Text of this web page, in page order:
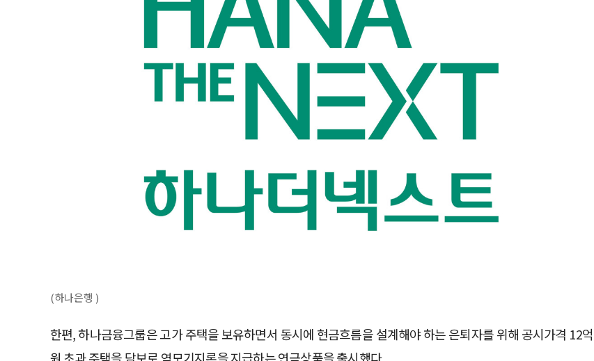
(하나은행 )
한편, 하나금융그룹은 고가 주택을 보유하면서 동시에 현금흐름을 설계해야 하는 은퇴자를 위해 공시가격 12억